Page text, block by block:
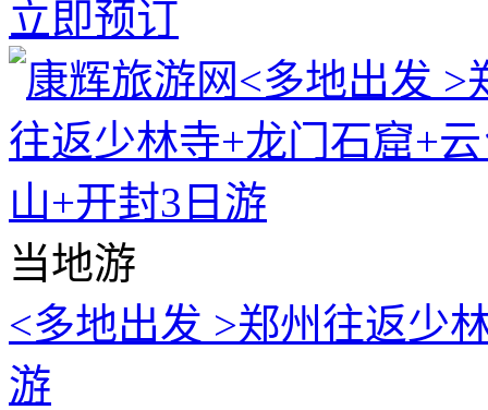
立即预订
当地游
<多地出发 >郑州往返少
游